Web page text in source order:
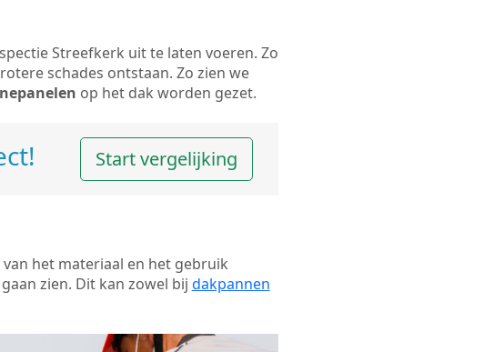
Streefkerk uit te laten voeren. Zo
schades ontstaan. Zo zien we
op het dak worden gezet.
Start vergelijking
het materiaal en het gebruik
zien. Dit kan zowel bij dakpannen